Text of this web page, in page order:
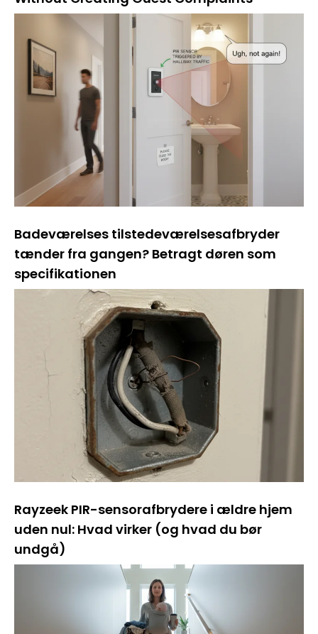
Badeværelses tilstedeværelsesafbryder
tænder fra gangen? Betragt døren som
specifikationen
Rayzeek PIR-sensorafbrydere i ældre hjem
uden nul: Hvad virker (og hvad du bør
undgå)